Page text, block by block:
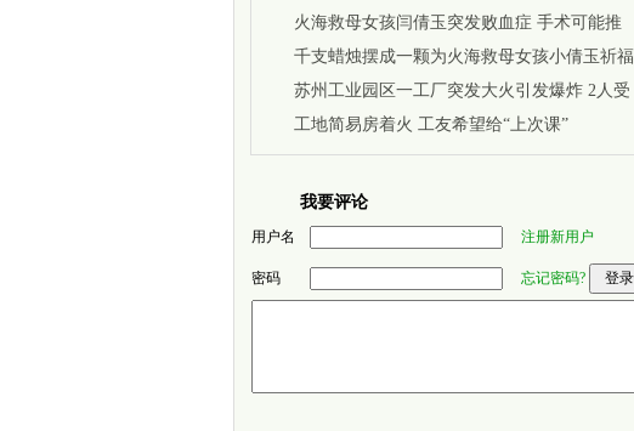
火海救母女孩闫倩玉突发败血症 手术可能推
迟
千支蜡烛摆成一颗为火海救母女孩小倩玉祈福
的“心”
苏州工业园区一工厂突发大火引发爆炸 2人受
伤
工地简易房着火 工友希望给“上次课”
我要评论
用户名 注册新用户
密码 忘记密码?